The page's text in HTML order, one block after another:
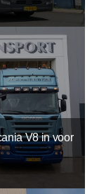
V8 in voor